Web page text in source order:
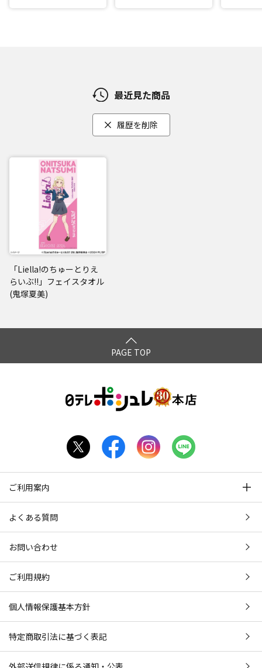
最近見た商品
履歴を削除
「Liella!のちゅーとりえ
らいぶ!!」フェイスタオル
(鬼塚夏美)
PAGE TOP
ご利用案内
よくある質問
お問い合わせ
ご利用規約
個人情報保護基本方針
特定商取引法に基づく表記